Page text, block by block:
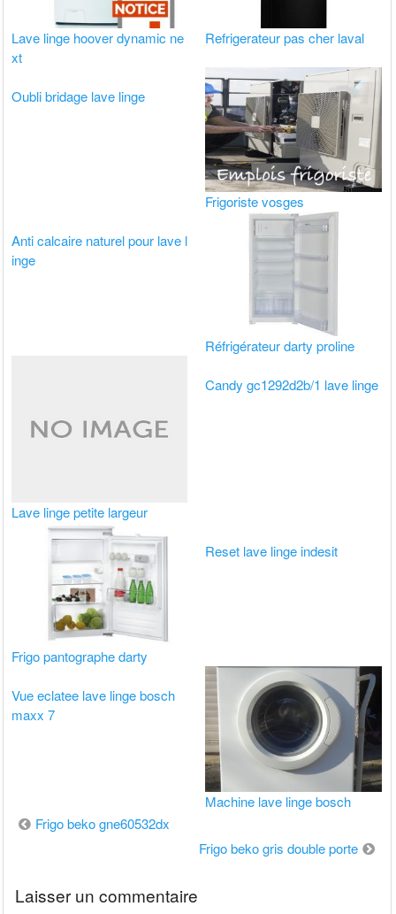
Lave linge hoover dynamic ne
xt
Refrigerateur pas cher laval
Oubli bridage lave linge
Frigoriste vosges
Anti calcaire naturel pour lave l
inge
Réfrigérateur darty proline
Lave linge petite largeur
Candy gc1292d2b/1 lave linge
Frigo pantographe darty
Reset lave linge indesit
Vue eclatee lave linge bosch
maxx 7
Machine lave linge bosch
Navigation
Frigo beko gne60532dx
Frigo beko gris double porte
Laisser un commentaire